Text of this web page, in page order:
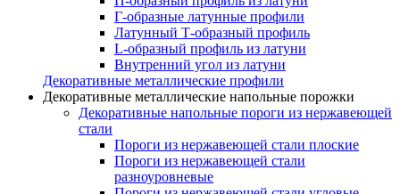
Г-образные латунные профили
Латунный Т-образный профиль
L-образный профиль из латуни
Внутренний угол из латуни
Декоративные металлические профили
Декоративные металлические напольные порожки
Декоративные напольные пороги из нержавеющей
стали
Пороги из нержавеющей стали плоские
Пороги из нержавеющей стали
разноуровневые